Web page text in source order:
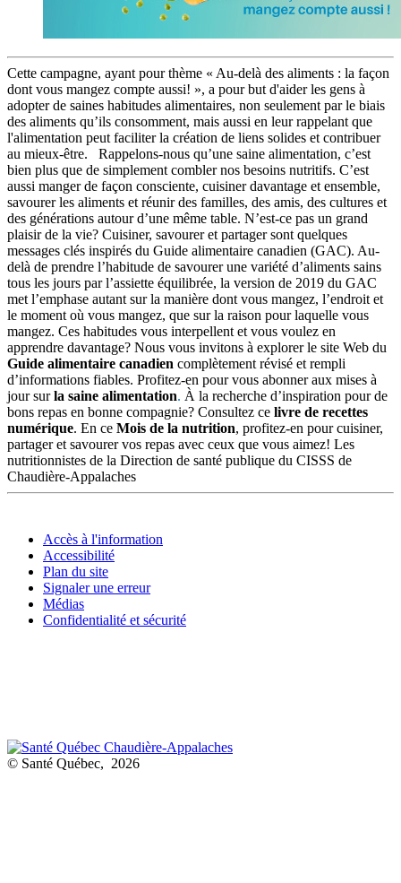
Cette campagne, ayant pour thème « Au-delà des aliments : la façon
dont vous mangez compte aussi! », a pour but d'aider les gens à
adopter de saines habitudes alimentaires, non seulement par le biais
des aliments qu’ils consomment, mais aussi en leur rappelant que
l'alimentation peut faciliter la création de liens solides et contribuer
au mieux-être.
Rappelons-nous qu’une saine alimentation, c’est
bien plus que de simplement combler nos besoins nutritifs. C’est
aussi manger de façon consciente, cuisiner davantage et ensemble,
savourer les aliments et réunir des familles, des amis, des cultures et
des générations autour d’une même table. N’est-ce pas un grand
plaisir de la vie? Cuisiner, savourer et partager sont quelques
messages clés inspirés du Guide alimentaire canadien (GAC). Au-
delà de prendre l’habitude de savourer une variété d’aliments sains
tous les jours par l’assiette équilibrée, la version de 2019 du GAC
met l’emphase autant sur la manière dont vous mangez, l’endroit et
le moment où vous mangez, que sur la raison pour laquelle vous
mangez. Ces habitudes vous interpellent et vous voulez en
apprendre davantage? Nous vous invitons à explorer le site Web du
Guide alimentaire canadien complètement révisé et rempli
d’informations fiables. Profitez-en pour vous abonner aux mises à
jour surla saine alimentation. À la recherche d’inspiration pour de
bons repas en bonne compagnie? Consultez ce livre de recettes
numérique. En ce Mois de la nutrition, profitez-en pour cuisiner,
partager et savourer vos repas avec ceux que vous aimez! Les
nutritionnistes de la Direction de santé publique du CISSS de
Chaudière-Appalaches
Accès à l'information
Accessibilité
Plan du site
Signaler une erreur
Médias
Confidentialité et sécurité
© Santé Québec, 2026